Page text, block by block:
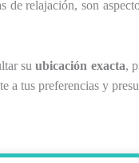
relajación, son
suubicación exacta,
a tus preferencias y